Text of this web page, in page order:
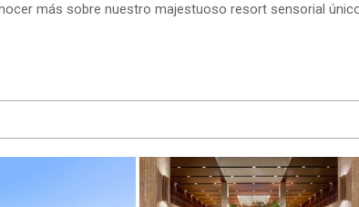
más sobre nuestro majestuoso resort sensorial